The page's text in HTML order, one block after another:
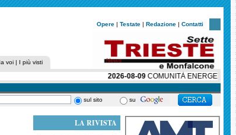
Opere | Testate | Redazione | Contatti
voi | I più visti
2026-08-09COMUNITÀ ENERGETICHE,
sul sito su
LA RIVISTA